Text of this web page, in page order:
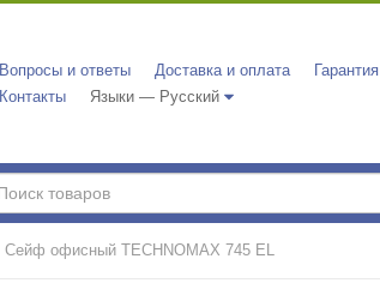
Вопросы и ответы Доставка и оплата
Гарантия
Контакты
Языки — Русский
Сейф офисный TECHNOMAX 745 EL